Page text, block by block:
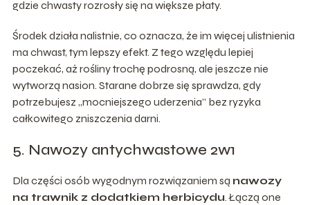
gdzie chwasty rozrosły się na większe płaty.
Środek działa nalistnie, co oznacza, że im więcej ulistnienia
ma chwast, tym lepszy efekt. Z tego względu lepiej
poczekać, aż rośliny trochę podrosną, ale jeszcze nie
wytworzą nasion. Starane dobrze się sprawdza, gdy
potrzebujesz „mocniejszego uderzenia” bez ryzyka
całkowitego zniszczenia darni.
5. Nawozy antychwastowe 2w1
Dla części osób wygodnym rozwiązaniem są nawozy
na trawnik z dodatkiem herbicydu. Łączą one